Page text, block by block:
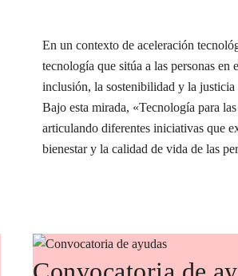
En un contexto de aceleración
tecnología que sitúa a las personas
inclusión, la sostenibilidad y la justicia
Bajo esta mirada, «Tecnología para
articulando diferentes iniciativas que
bienestar y la calidad de vida de las